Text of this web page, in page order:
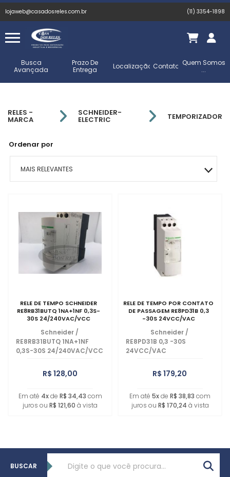
lojaweb@casadosreles.com.br (11) 3354-1898
Busca
Avançada
Prazo De
Entrega
Localização Contato Quem Somos
...
RELES -
MARCA
SCHNEIDER-
ELECTRIC TEMPORIZADOR
Ordenar por
MAIS RELEVANTES
MAIOR PREÇO
A - Z
RELE DE TEMPO SCHNEIDER
RE8RB31BUTQ 1NA+1NF 0,3S-
30S 24/240VAC/VCC
Schneider /
RE8RB31BUTQ 1NA+1NF
0,3S-30S 24/240VAC/VCC
R$ 128,00
Em até 4xde R$ 34,43 com
juros ou R$ 121,60 à vista
RELE DE TEMPO POR CONTATO
DE PASSAGEM RE8PD31B 0,3
-30S 24VCC/VAC
Schneider /
RE8PD31B 0,3 -30S
24VCC/VAC
R$ 179,20
Em até 5xde R$ 38,83 com
juros ou R$ 170,24 à vista
BUSCAR